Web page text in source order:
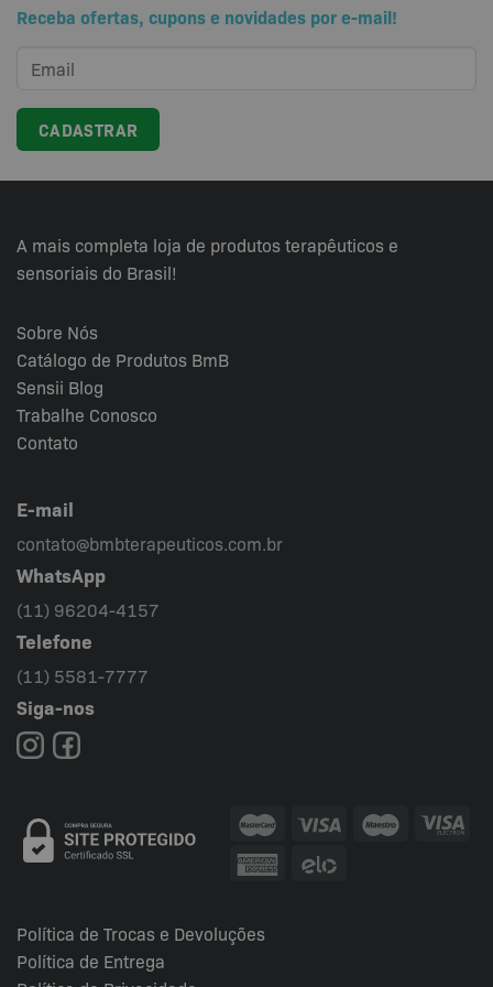
As
escolhidas
na
página
do
Receba ofertas, cupons e novidades por e-mail!
A mais completa loja de produtos terapêuticos e
sensoriais do Brasil!
Sobre Nós
Catálogo de Produtos BmB
Sensii Blog
Trabalhe Conosco
Contato
E-mail
contato@bmbterapeuticos.com.br
WhatsApp
(11) 96204-4157
Telefone
(11) 5581-7777
Siga-nos
Política de Trocas e Devoluções
Política de Entrega